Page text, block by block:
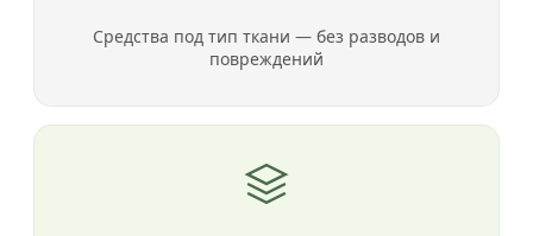
Средства под тип ткани — без разводов и
повреждений